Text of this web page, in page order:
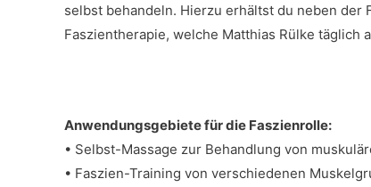
selbst behandeln. Hierzu erhältst du neben der
Faszientherapie, welche Matthias Rülke täglich
Anwendungsgebiete für die Faszienrolle:
• Selbst-Massage zur Behandlung von
• Faszien-Training von verschiedenen